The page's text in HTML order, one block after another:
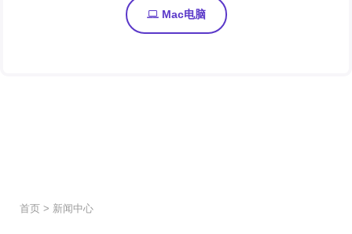
Mac电脑
首页 > 新闻中心